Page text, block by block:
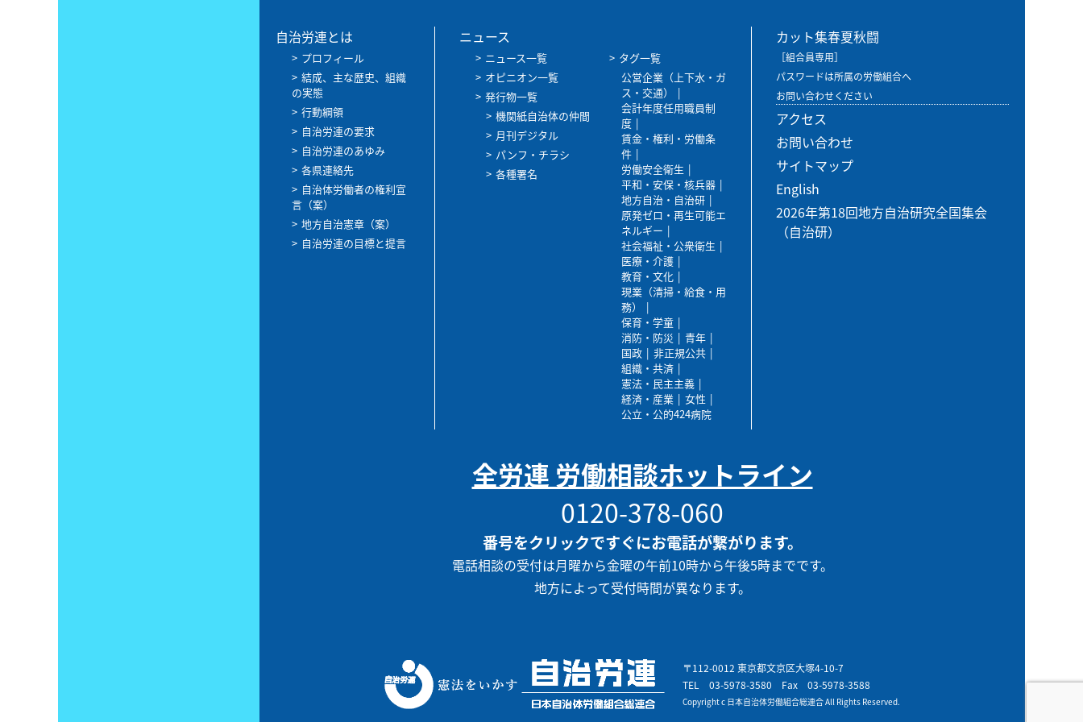
自治労連とは
プロフィール
結成、主な歴史、組織
の実態
行動綱領
自治労連の要求
自治労連のあゆみ
各県連絡先
自治体労働者の権利宣
言（案）
地方自治憲章（案）
自治労連の目標と提言
ニュース
ニュース一覧
オピニオン一覧
発行物一覧
機関紙自治体の仲間
月刊デジタル
パンフ・チラシ
各種署名
タグ一覧
公営企業（上下水・ガ
ス・交通）
会計年度任用職員制
度
賃金・権利・労働条
件
労働安全衛生
平和・安保・核兵器
地方自治・自治研
原発ゼロ・再生可能エ
ネルギー
社会福祉・公衆衛生
医療・介護
教育・文化
現業（清掃・給食・用
務）
保育・学童
消防・防災
青年
国政
非正規公共
組織・共済
憲法・民主主義
経済・産業
女性
公立・公的424病院
カット集春夏秋闘
［組合員専用］
パスワードは所属の労働組合へ
お問い合わせください
アクセス
お問い合わせ
サイトマップ
English
2026年第18回地方自治研究全国集会
（自治研）
全労連 労働相談ホットライン
0120-378-060
番号をクリックですぐにお電話が繋がります。
電話相談の受付は月曜から金曜の午前10時から午後5時までです。
地方によって受付時間が異なります。
〒112-0012 東京都文京区大塚4-10-7
TEL 03-5978-3580 Fax 03-5978-3588
Copyright c 日本自治体労働組合総連合 All Rights Reserved.